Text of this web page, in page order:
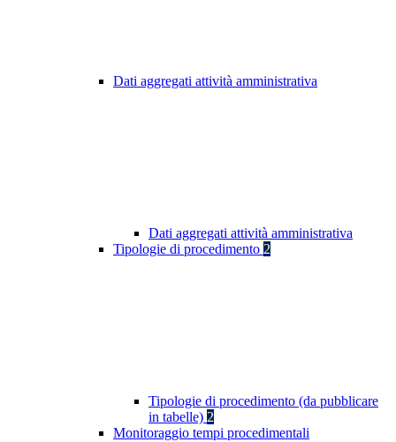
Dati aggregati attività amministrativa
Dati aggregati attività amministrativa
Tipologie di procedimento 2
Tipologie di procedimento (da pubblicare
in tabelle) 2
Monitoraggio tempi procedimentali